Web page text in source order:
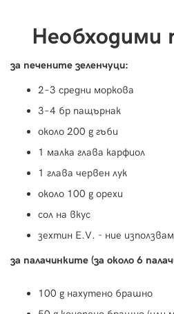
Необходими
за печените зеленчуци:
2–3 средни моркова
3–4 бр пащърнак
около 200 g гъби
1 малка глава карфиол
1 глава червен лук
около 100 g орехи
сол на вкус
зехтин E.V. - ние
за палачинките (за около 6
100 g нахутено брашно